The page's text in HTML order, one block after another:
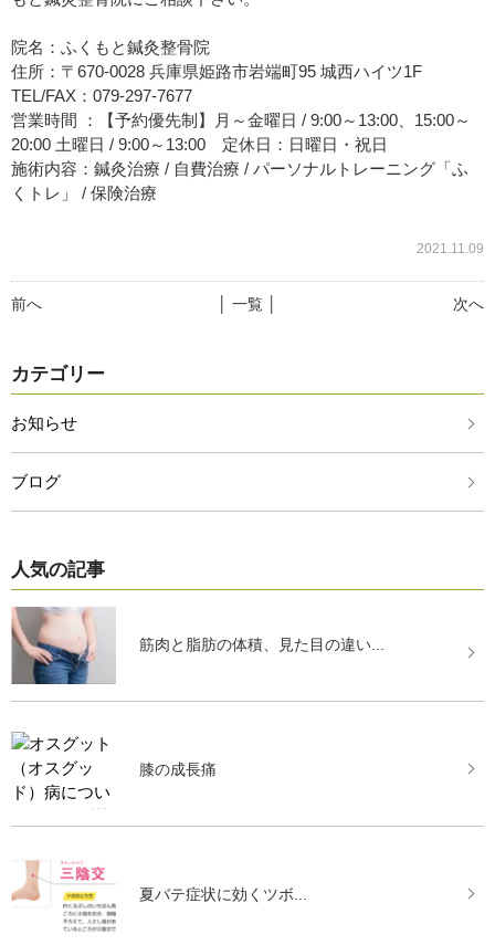
院名：ふくもと鍼灸整骨院
住所：〒670-0028 兵庫県姫路市岩端町95 城西ハイツ1F
TEL/FAX：079-297-7677
営業時間 ：【予約優先制】月～金曜日 / 9:00～13:00、15:00～
20:00 土曜日 / 9:00～13:00 定休日：日曜日・祝日
施術内容：鍼灸治療 / 自費治療 / パーソナルトレーニング「ふ
くトレ」 / 保険治療
2021.11.09
前へ 次へ
│ 一覧 │
カテゴリー
お知らせ
ブログ
人気の記事
筋肉と脂肪の体積、見た目の違い...
膝の成長痛
夏バテ症状に効くツボ...